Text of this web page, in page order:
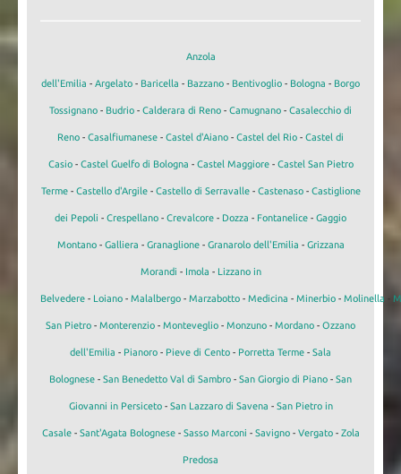
Anzola
dell'Emilia - Argelato - Baricella - Bazzano - Bentivoglio - Bologna - Borgo
Tossignano - Budrio - Calderara di Reno - Camugnano - Casalecchio di
Reno - Casalfiumanese - Castel d'Aiano - Castel del Rio - Castel di
Casio- Castel Guelfo di Bologna - Castel Maggiore- Castel San Pietro
Terme- Castello d'Argile- Castello di Serravalle- Castenaso- Castiglione
dei Pepoli - Crespellano - Crevalcore - Dozza - Fontanelice - Gaggio
Montano- Galliera - Granaglione- Granarolo dell'Emilia - Grizzana
Morandi - Imola - Lizzano in
Belvedere - Loiano - Malalbergo - Marzabotto - Medicina - Minerbio - Molinella -
San Pietro - Monterenzio - Monteveglio - Monzuno - Mordano - Ozzano
dell'Emilia - Pianoro - Pieve di Cento - Porretta Terme - Sala
Bolognese - San Benedetto Val di Sambro - San Giorgio di Piano - San
Giovanni in Persiceto- San Lazzaro di Savena - San Pietro in
Casale- Sant'Agata Bolognese- Sasso Marconi - Savigno- Vergato- Zola
Predosa